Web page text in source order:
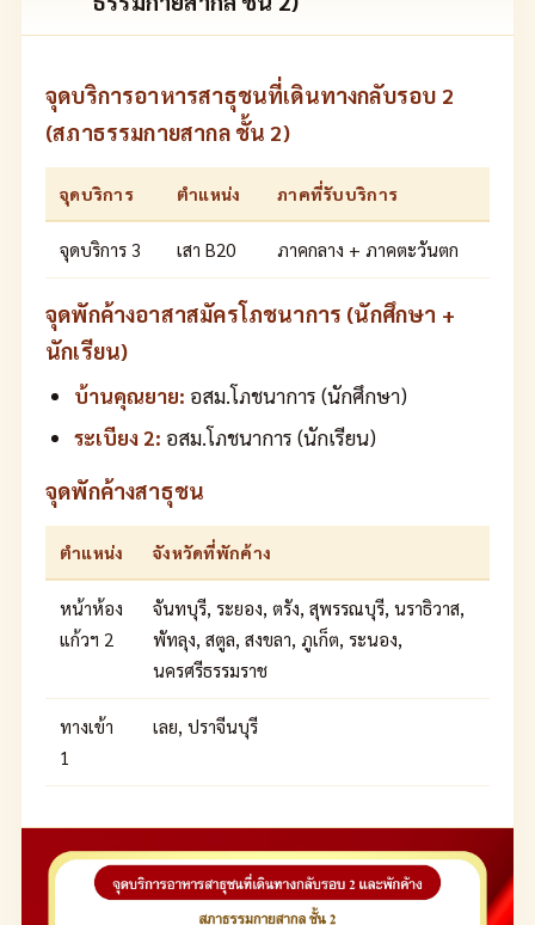
จุดบริการอาหารสาธุชนที่เดินทางกลับรอบ 2
(สภาธรรมกายสากล ชั้น 2)
จุดบริการ ตำแหน่ง ภาคที่รับบริการ
จุดบริการ 3 เสา B20 ภาคกลาง + ภาคตะวันตก
จุดพักค้างอาสาสมัครโภชนาการ (นักศึกษา +
นักเรียน)
บ้านคุณยาย: อสม.โภชนาการ (นักศึกษา)
ระเบียง 2: อสม.โภชนาการ (นักเรียน)
จุดพักค้างสาธุชน
ตำแหน่ง จังหวัดที่พักค้าง
หน้าห้อง
แก้วฯ 2
จันทบุรี, ระยอง, ตรัง, สุพรรณบุรี, นราธิวาส,
พัทลุง, สตูล, สงขลา, ภูเก็ต, ระนอง,
นครศรีธรรมราช
ทางเข้า
1
เลย, ปราจีนบุรี